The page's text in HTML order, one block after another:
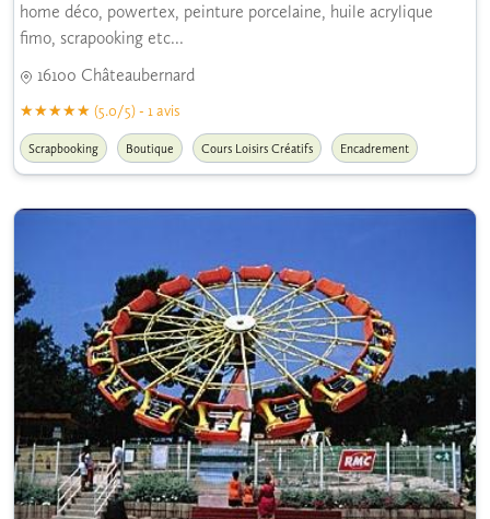
home déco, powertex, peinture porcelaine, huile acrylique
fimo, scrapooking etc...
16100 Châteaubernard
(5.0/5) - 1 avis
Scrapbooking Boutique Cours Loisirs Créatifs Encadrement